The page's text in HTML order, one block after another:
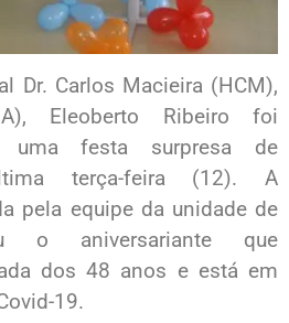
Dr. Carlos Macieira (HCM),
Eleoberto Ribeiro foi
uma festa surpresa de
terça-feira (12). A
pela equipe da unidade de
o aniversariante que
dos 48 anos e está em
19.